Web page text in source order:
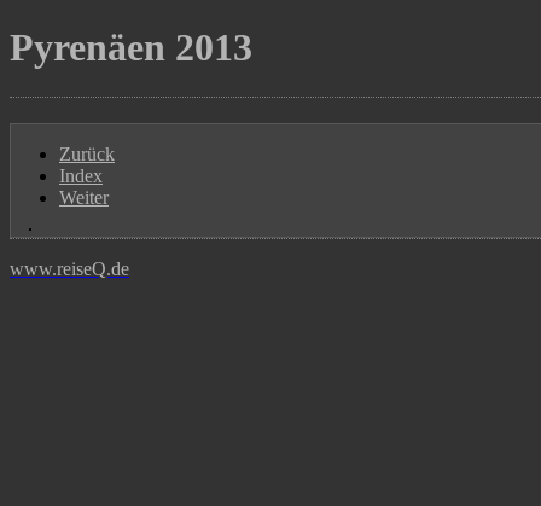
Pyrenäen 2013
Zurück
Index
Weiter
www.reiseQ.de